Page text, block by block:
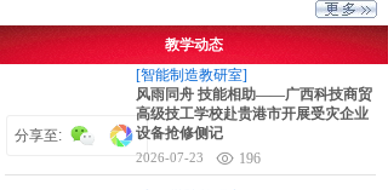
教学动态
[智能制造教研室]
风雨同舟 技能相助——广西科技商贸
高级技工学校赴贵港市开展受灾企业
设备抢修侧记
2026-07-23 196
6对1升学指导
分享至: